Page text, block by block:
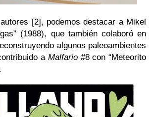
[2], podemos destacar a Mikel
(1988), que también colaboró en
algunos paleoambientes
a Malfario #8 con “Meteorito